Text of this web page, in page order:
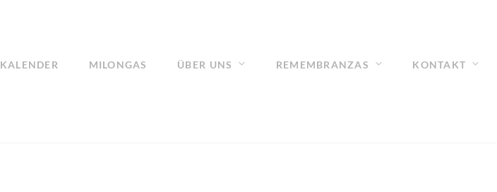
KALENDER MILONGAS ÜBER UNS REMEMBRANZAS KONTAKT